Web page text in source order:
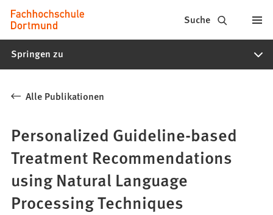
Inhalt anspringen
Fachhochschule
Dortmund
-
Studiengänge,
Bewerbung
Suche
Springen zu
Alle Publikationen
Personalized Guideline-based
Treatment Recommendations
using Natural Language
Processing Techniques